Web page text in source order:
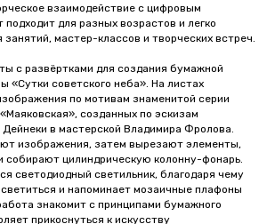
взаимодействие с цифровым
для разных возрастов и легко
занятий, мастер-классов и творческих встреч.
с развёртками для создания бумажной
«Сутки советского неба». На листах
по мотивам знаменитой серии
созданных по эскизам
в мастерской Владимира Фролова.
изображения, затем вырезают элементы,
собирают цилиндрическую колонну-фонарь.
светодиодный светильник, благодаря чему
и напоминает мозаичные плафоны
знакомит с принципами бумажного
прикоснуться к искусству